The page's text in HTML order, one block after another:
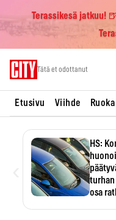
Terassikesä jatkuu!
Tätä et odottanut
Etusivu Viihde
HS:
turhan
osa